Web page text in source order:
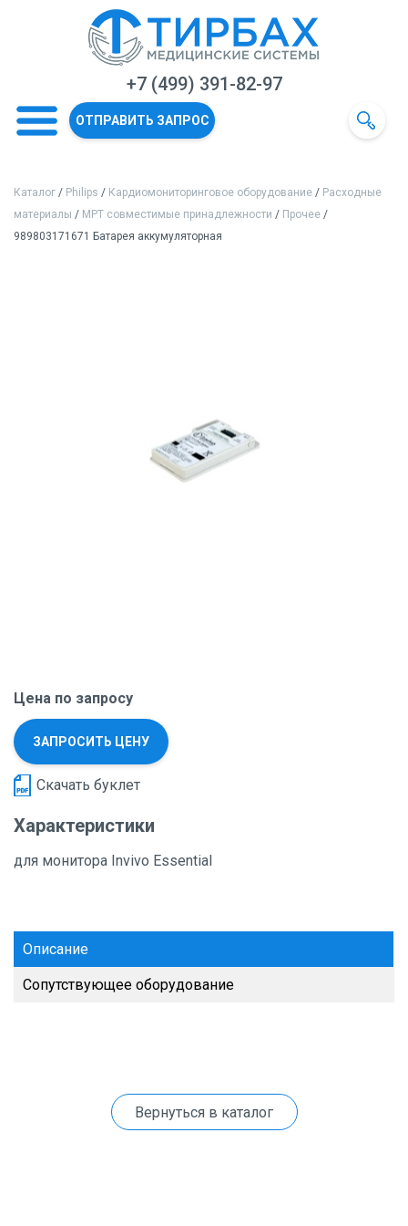
+7 (499) 391-82-97
ОТПРАВИТЬ ЗАПРОС
Каталог / Philips / Кардиомониторинговое оборудование / Расходные
материалы / МРТ совместимые принадлежности / Прочее /
989803171671 Батарея аккумуляторная
Цена по запросу
ЗАПРОСИТЬ ЦЕНУ
Скачать буклет
Характеристики
для монитора Invivo Essential
Описание
Сопутствующее оборудование
Вернуться в каталог